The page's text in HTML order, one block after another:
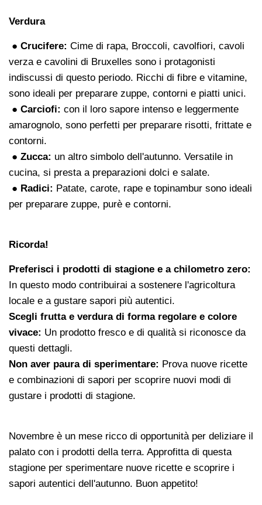
Verdura
● Crucifere: Cime di rapa, Broccoli, cavolfiori, cavoli
verza e cavolini di Bruxelles sono i protagonisti
indiscussi di questo periodo. Ricchi di fibre e vitamine,
sono ideali per preparare zuppe, contorni e piatti unici.
● Carciofi: con il loro sapore intenso e leggermente
amarognolo, sono perfetti per preparare risotti, frittate e
contorni.
● Zucca: un altro simbolo dell'autunno. Versatile in
cucina, si presta a preparazioni dolci e salate.
● Radici: Patate, carote, rape e topinambur sono ideali
per preparare zuppe, purè e contorni.
Ricorda!
Preferisci i prodotti di stagione e a chilometro zero:
In questo modo contribuirai a sostenere l'agricoltura
locale e a gustare sapori più autentici.
Scegli frutta e verdura di forma regolare e colore
vivace: Un prodotto fresco e di qualità si riconosce da
questi dettagli.
Non aver paura di sperimentare: Prova nuove ricette
e combinazioni di sapori per scoprire nuovi modi di
gustare i prodotti di stagione.
Novembre è un mese ricco di opportunità per deliziare il
palato con i prodotti della terra. Approfitta di questa
stagione per sperimentare nuove ricette e scoprire i
sapori autentici dell'autunno. Buon appetito!